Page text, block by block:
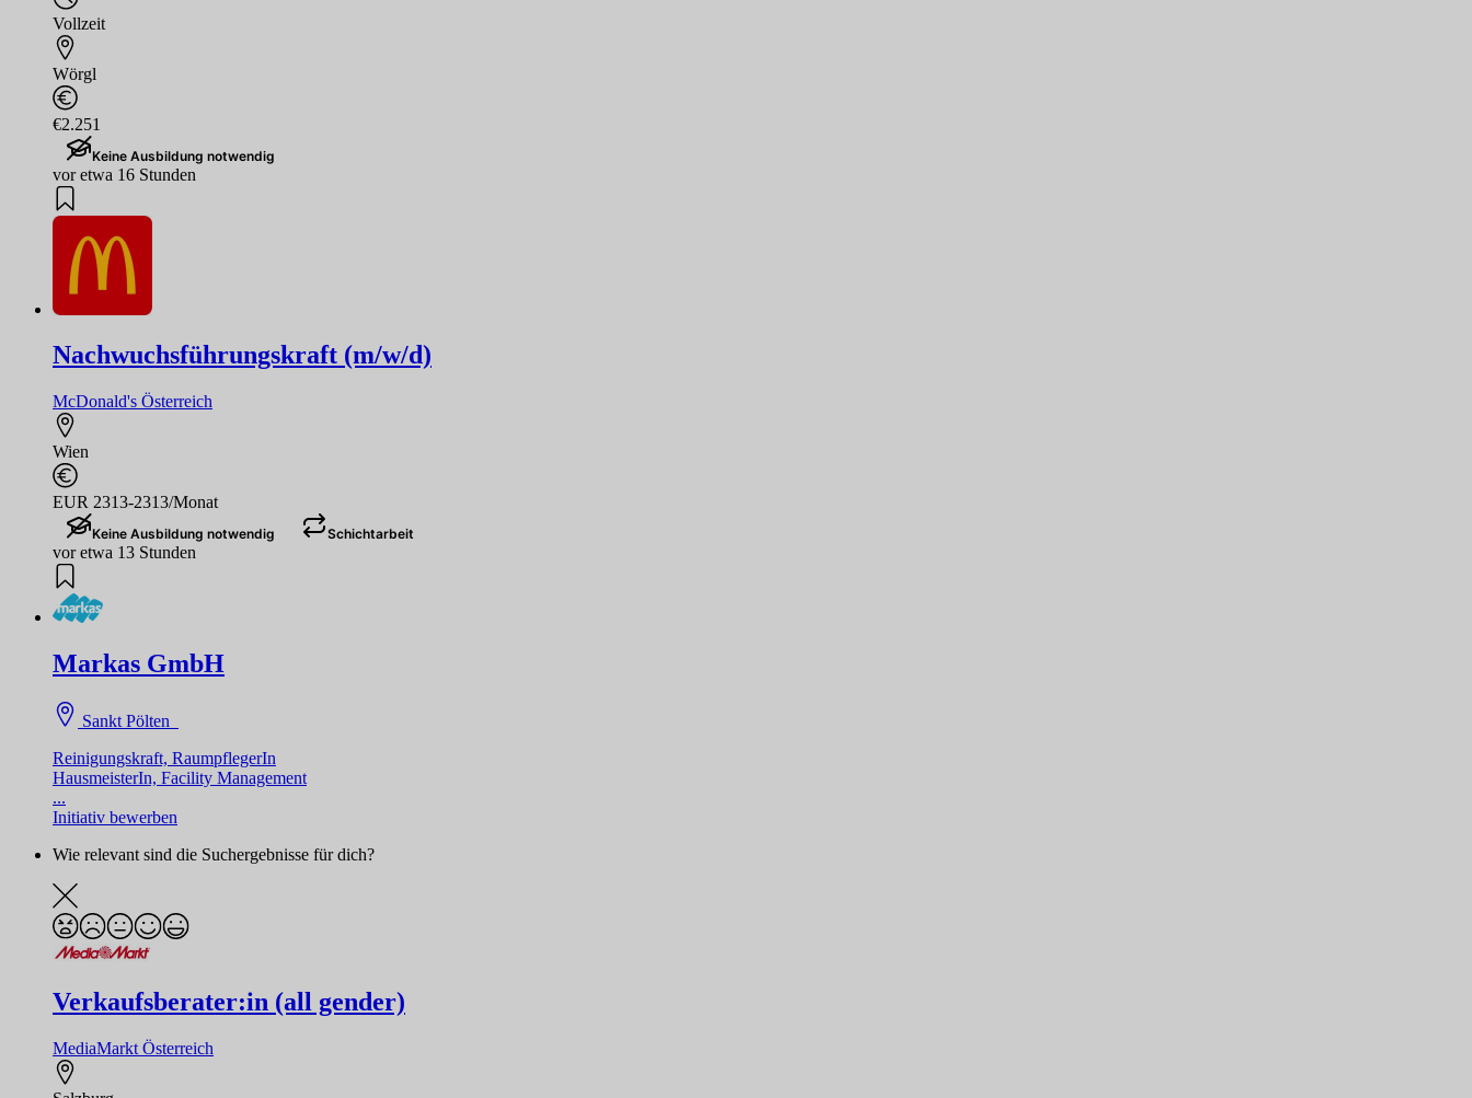
Vollzeit
Wörgl
€2.251
Keine Ausbildung notwendig
vor etwa 16 Stunden
Nachwuchsführungskraft (m/w/d)
McDonald's Österreich
Wien
EUR 2313-2313/Monat
Keine Ausbildung notwendig Schichtarbeit
vor etwa 13 Stunden
Markas GmbH
Sankt Pölten
Reinigungskraft, RaumpflegerIn
HausmeisterIn, Facility Management
...
Initiativ bewerben
Wie relevant sind die Suchergebnisse für dich?
Verkaufsberater:in (all gender)
MediaMarkt Österreich